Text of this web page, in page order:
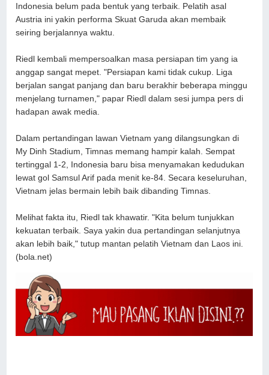
Indonesia belum pada bentuk yang terbaik. Pelatih asal
Austria ini yakin performa Skuat Garuda akan membaik
seiring berjalannya waktu.
Riedl kembali mempersoalkan masa persiapan tim yang ia
anggap sangat mepet. "Persiapan kami tidak cukup. Liga
berjalan sangat panjang dan baru berakhir beberapa minggu
menjelang turnamen," papar Riedl dalam sesi jumpa pers di
hadapan awak media.
Dalam pertandingan lawan Vietnam yang dilangsungkan di
My Dinh Stadium, Timnas memang hampir kalah. Sempat
tertinggal 1-2, Indonesia baru bisa menyamakan kedudukan
lewat gol Samsul Arif pada menit ke-84. Secara keseluruhan,
Vietnam jelas bermain lebih baik dibanding Timnas.
Melihat fakta itu, Riedl tak khawatir. "Kita belum tunjukkan
kekuatan terbaik. Saya yakin dua pertandingan selanjutnya
akan lebih baik," tutup mantan pelatih Vietnam dan Laos ini.
(bola.net)